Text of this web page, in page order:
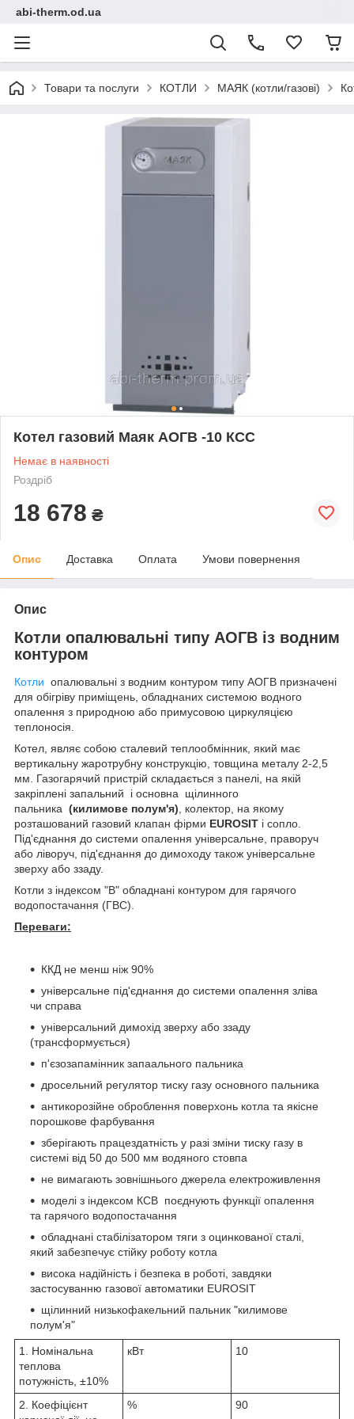
abi-therm.od.ua
Товари та послуги КОТЛИ МАЯК (котли/газові)
Котел газовий Маяк АОГВ -10 КСС
Немає в наявності
Роздріб
18 678 ₴
Опис Доставка Оплата Умови повернення
Опис
Котли опалювальні типу АОГВ із водним
контуром
Котли опалювальні з водним контуром типу АОГВ призначені
для обігріву приміщень, обладнаних системою водного
опалення з природною або примусовою циркуляцією
теплоносія.
Котел, являє собою сталевий теплообмінник, який має
вертикальну жаротрубну конструкцію, товщина металу 2-2,5
мм. Газогарячий пристрій складається з панелі, на якій
закріплені запальний і основна щілинного
пальника (килимове полум'я), колектор, на якому
розташований газовий клапан фірми EUROSIT і сопло.
Під'єднання до системи опалення універсальне, праворуч
або ліворуч, під'єднання до димоходу також універсальне
зверху або ззаду.
Котли з індексом "В" обладнані контуром для гарячого
водопостачання (ГВС).
Переваги:
ККД не менш ніж 90%
універсальне під'єднання до системи опалення зліва
чи справа
універсальний димохід зверху або ззаду
(трансформується)
п'єзозапамінник запаального пальника
дросельний регулятор тиску газу основного пальника
антикорозійне оброблення поверхонь котла та якісне
порошкове фарбування
зберігають працездатність у разі зміни тиску газу в
системі від 50 до 500 мм водяного стовпа
не вимагають зовнішнього джерела електроживлення
моделі з індексом КСВ поєднують функції опалення
та гарячого водопостачання
обладнані стабілізатором тяги з оцинкованої сталі,
який забезпечує стійку роботу котла
висока надійність і безпека в роботі, завдяки
застосуванню газової автоматики EUROSIT
щілинний низькофакельний пальник "килимове
полум'я"
1. Номінальна
теплова
потужність, ±10%
кВт 10
2. Коефіцієнт
% 90